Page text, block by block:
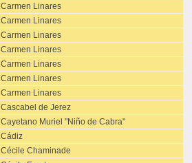
Carmen Linares
Carmen Linares
Carmen Linares
Carmen Linares
Carmen Linares
Carmen Linares
Carmen Linares
Cascabel de Jerez
Cayetano Muriel "Niño de Cabra"
Cádiz
Cécile Chaminade